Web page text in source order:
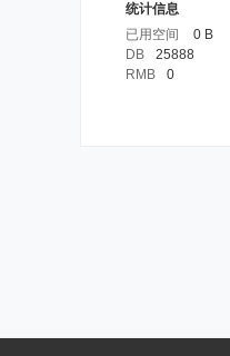
统计信息
已用空间
0 B
DB
25888
RMB
0